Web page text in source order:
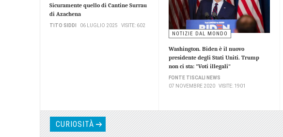
Sicuramente quello di Cantine Surrau
di Azachena
TITO SIDDI 06 LUGLIO 2025 VISITE: 602
NOTIZIE DAL MONDO
Washington. Biden è il nuovo
presidente degli Stati Uniti. Trump
non ci sta: "Voti illegali"
FONTE TISCALI NEWS
07 NOVEMBRE 2020
VISITE: 1901
CURIOSITÀ